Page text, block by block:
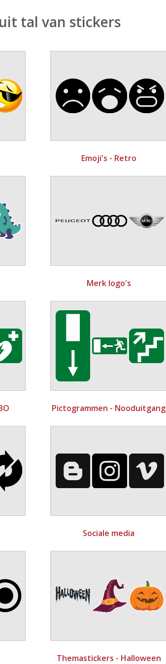
tal van stickers
Emoji's - Retro
Merk logo's
Pictogrammen - Nooduitgang
Sociale media
Themastickers - Halloween